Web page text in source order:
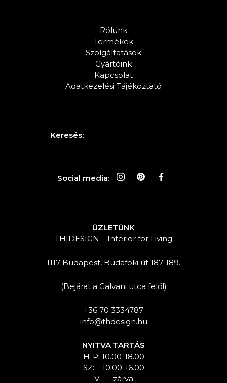
Rólunk
Termékek
Szolgáltatások
Gyártóink
Kapcsolat
Adatkezelési Tájékoztató
Keresés:
Social media:
ÜZLETÜNK
TH|DESIGN – Interior for Living
1117 Budapest, Budafoki út 187-189.
(Bejárat a Galvani utca felől)
+36 70 3334787
info@thdesign.hu
NYITVA TARTÁS
H-P: 10.00-18.00
SZ: 10.00-16.00
V: zárva